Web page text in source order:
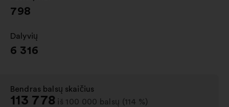
798
Dalyvių
:
6 316
Bendras balsų skaičius
:
113 778 iš 100 000 balsų (114 %)